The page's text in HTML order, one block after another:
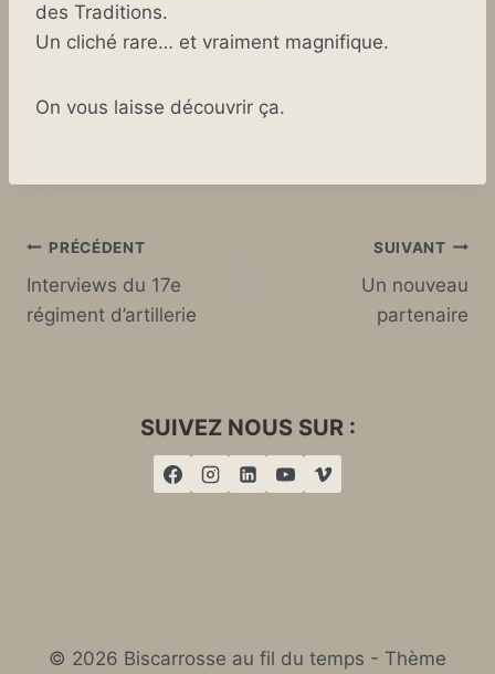
des Traditions.
Un cliché rare… et vraiment magnifique.
On vous laisse découvrir ça.
Navigation
de
PRÉCÉDENT
Interviews du 17e
régiment d’artillerie
SUIVANT
Un nouveau
partenaire
SUIVEZ NOUS SUR :
© 2026 Biscarrosse au fil du temps - Thème